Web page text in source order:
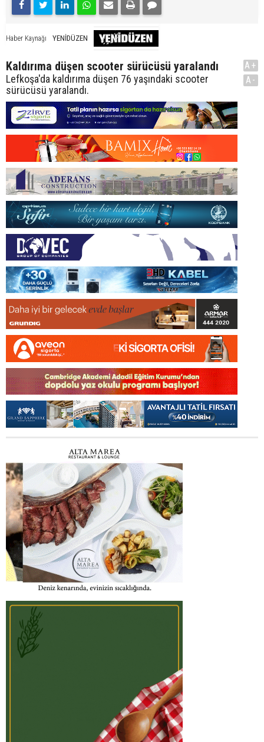
Haber Kaynağı YENİDÜZEN
Kaldırıma düşen scooter sürücüsü yaralandı
Lefkoşa'da kaldırıma düşen 76 yaşındaki scooter
sürücüsü yaralandı.
A+
A-